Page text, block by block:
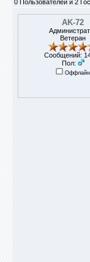
0 Пользователей и 2
AK-72
Ветеран
Сообщений:
Пол:
Оффлайн